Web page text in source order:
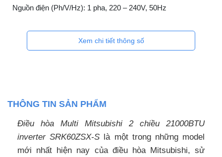
Nguồn điện (Ph/V/Hz): 1 pha, 220 – 240V, 50Hz
Xem chi tiết thông số
THÔNG TIN SẢN PHẨM
Điều hòa Multi Mitsubishi 2 chiều 21000BTU
inverter SRK60ZSX-S là một trong những model
mới nhất hiện nay của điều hòa Mitsubishi, sử